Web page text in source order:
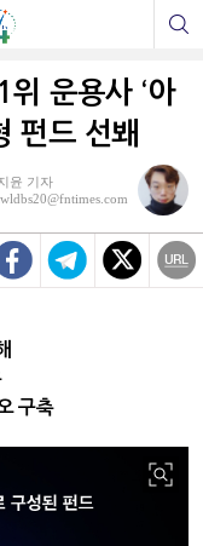
운용사 ‘아
펀드 선봬
윤 기자
구축